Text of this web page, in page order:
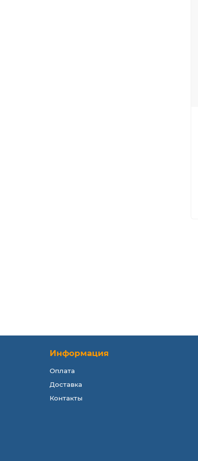
Информация
Оплата
Доставка
Контакты